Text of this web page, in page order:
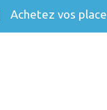
Achetez vos